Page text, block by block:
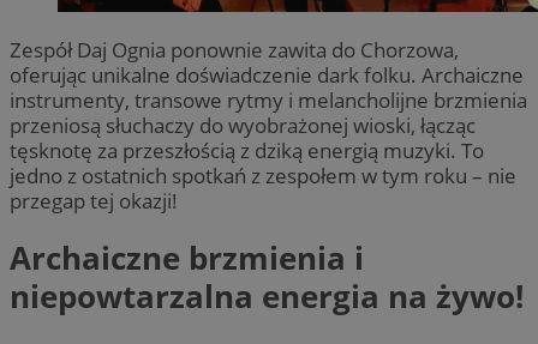
Zespół Daj Ognia ponownie zawita do Chorzowa,
oferując unikalne doświadczenie dark folku. Archaiczne
instrumenty, transowe rytmy i melancholijne brzmienia
przeniosą słuchaczy do wyobrażonej wioski, łącząc
tęsknotę za przeszłością z dziką energią muzyki. To
jedno z ostatnich spotkań z zespołem w tym roku – nie
przegap tej okazji!
Archaiczne brzmienia i
niepowtarzalna energia na żywo!